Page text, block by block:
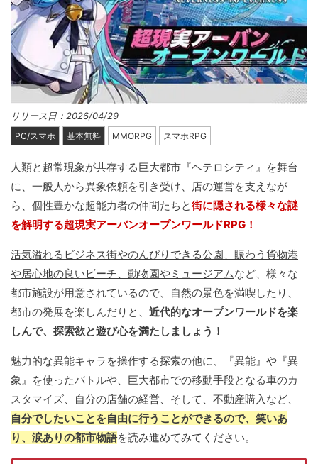
リリース日：2026/04/29
PC/スマホ 基本無料 MMORPG スマホRPG
人類と超常現象が共存する巨大都市『ヘテロシティ』を舞台
に、一般人から異象依頼を引き受け、店の運営を支えなが
ら、個性豊かな超能力者の仲間たちと街に隠される様々な謎
を解明する超現実アーバンオープンワールドRPG！
活気溢れるビジネス街やのんびりできる公園、賑わう貨物港
や居心地の良いビーチ、動物園やミュージアムなど、様々な
都市施設が用意されているので、自然の景色を満喫したり、
都市の発展を楽しんだりと、 近代的なオープンワールドを楽
しんで、探索欲と遊び心を満たしましょう！
魅力的な異能キャラを操作する探索の他に、『異能』や『異
象』を使ったバトルや、巨大都市での移動手段となる車のカ
スタマイズ、自分の店舗の経営、そして、不動産購入など、
自分でしたいことを自由に行うことができるので、笑いあ
り、涙ありの都市物語を読み進めてみてください。